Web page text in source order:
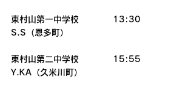
東村山第一中学校　　　　13:30
S.S（恩多町）
東村山第二中学校　　　　15:55
Y.KA（久米川町）